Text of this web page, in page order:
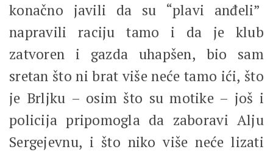
konačno javili da su “plavi anđeli”
napravili raciju tamo i da je klub
zatvoren i gazda uhapšen, bio sam
sretan što ni brat više neće tamo ići, što
je Brljku – osim što su motike – još i
policija pripomogla da zaboravi Alju
Sergejevnu, i što niko više neće lizati